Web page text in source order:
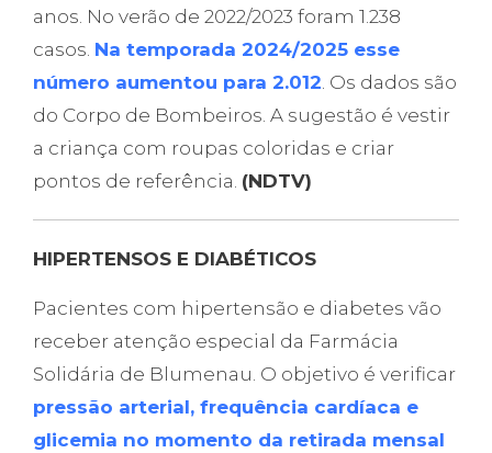
anos. No verão de 2022/2023 foram 1.238
casos. Na temporada 2024/2025 esse
número aumentou para 2.012. Os dados são
do Corpo de Bombeiros. A sugestão é vestir
a criança com roupas coloridas e criar
pontos de referência. (NDTV)
HIPERTENSOS E DIABÉTICOS
Pacientes com hipertensão e diabetes vão
receber atenção especial da Farmácia
Solidária de Blumenau. O objetivo é verificar
pressão arterial, frequência cardíaca e
glicemia no momento da retirada mensal